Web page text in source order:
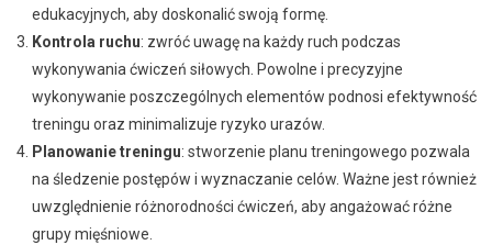
edukacyjnych, aby doskonalić swoją formę.
Kontrola ruchu: zwróć uwagę na każdy ruch podczas
wykonywania ćwiczeń siłowych. Powolne i precyzyjne
wykonywanie poszczególnych elementów podnosi efektywność
treningu oraz minimalizuje ryzyko urazów.
Planowanie treningu: stworzenie planu treningowego pozwala
na śledzenie postępów i wyznaczanie celów. Ważne jest również
uwzględnienie różnorodności ćwiczeń, aby angażować różne
grupy mięśniowe.